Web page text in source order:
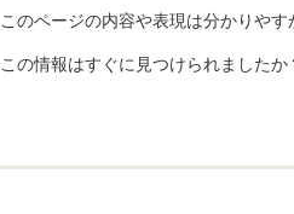
このページの内容や表現は分かりやす
この情報はすぐに見つけられましたか